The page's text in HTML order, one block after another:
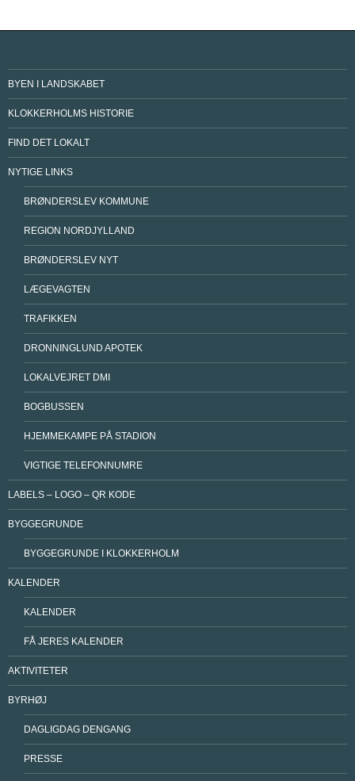
BYEN I LANDSKABET
KLOKKERHOLMS HISTORIE
FIND DET LOKALT
NYTIGE LINKS
BRØNDERSLEV KOMMUNE
REGION NORDJYLLAND
BRØNDERSLEV NYT
LÆGEVAGTEN
TRAFIKKEN
DRONNINGLUND APOTEK
LOKALVEJRET DMI
BOGBUSSEN
HJEMMEKAMPE PÅ STADION
VIGTIGE TELEFONNUMRE
LABELS – LOGO – QR KODE
BYGGEGRUNDE
BYGGEGRUNDE I KLOKKERHOLM
KALENDER
KALENDER
FÅ JERES KALENDER
AKTIVITETER
BYRHØJ
DAGLIGDAG DENGANG
PRESSE